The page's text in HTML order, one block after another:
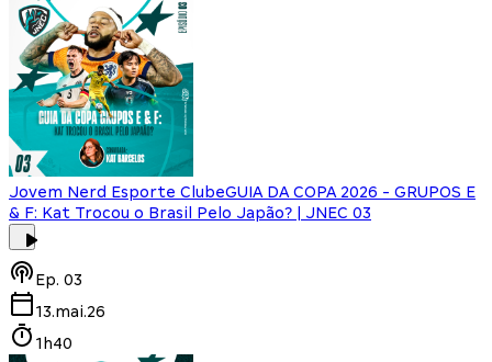
Jovem Nerd Esporte ClubeGUIA DA COPA 2026 - GRUPOS E
& F: Kat Trocou o Brasil Pelo Japão? | JNEC 03
Ep. 03
13.mai.26
1h40